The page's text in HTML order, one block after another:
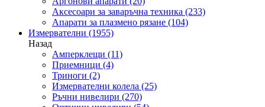
Аксесоари за заваръчна техника (233)
Апарати за плазмено рязане (104)
Измервателни (1955)
Назад
Амперклещи (11)
Приемници (4)
Триноги (2)
Измервателни колела (25)
Ръчни нивелири (270)